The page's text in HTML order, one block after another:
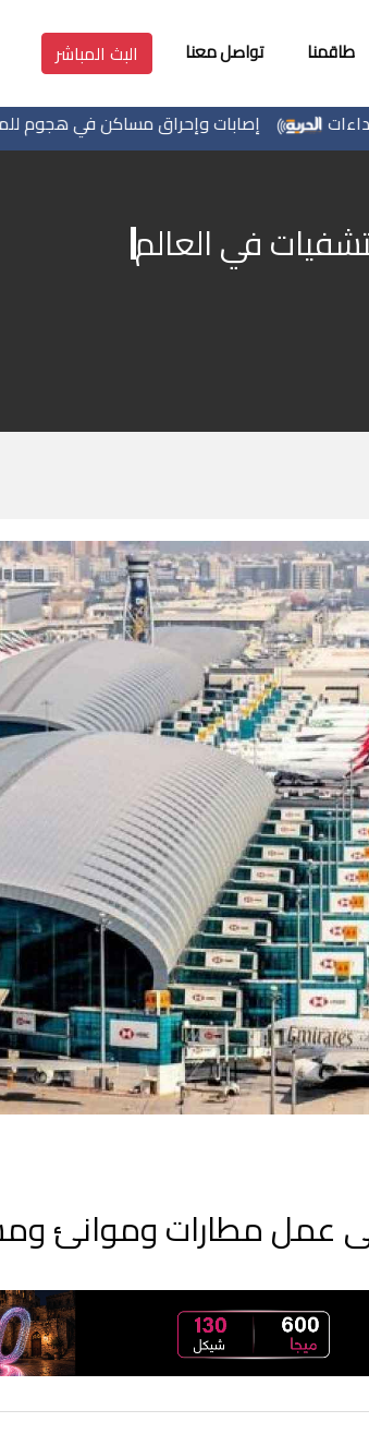
طاقمنا تواصل معنا البث المباشر
إصابات وإحراق مساكن في هجوم
في العالم
عمل مطارات وموانئ